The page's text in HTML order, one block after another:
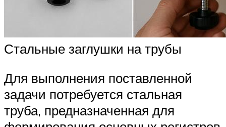
Стальные заглушки на трубы
Для выполнения поставленной
задачи потребуется стальная
труба, предназначенная для